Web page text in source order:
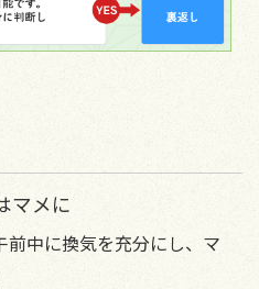
マメに
中に換気を充分にし、マ